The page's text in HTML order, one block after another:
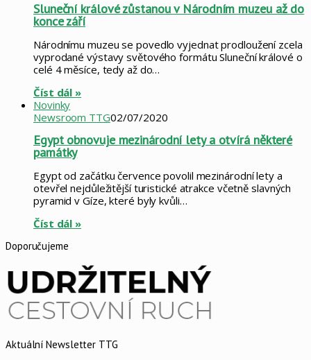
Sluneční králové zůstanou v Národním muzeu až do
konce září
Národnímu muzeu se povedlo vyjednat prodloužení zcela
vyprodané výstavy světového formátu Sluneční králové o
celé 4 měsíce, tedy až do…
Číst dál »
Novinky
Newsroom TTG02/07/2020
Egypt obnovuje mezinárodní lety a otvírá některé
památky
Egypt od začátku července povolil mezinárodní lety a
otevřel nejdůležitější turistické atrakce včetně slavných
pyramid v Gíze, které byly kvůli…
Číst dál »
Doporučujeme
Aktuální Newsletter TTG